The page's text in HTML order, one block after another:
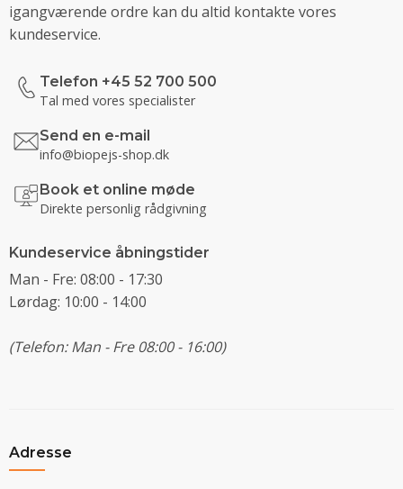
igangværende ordre kan du altid kontakte vores
kundeservice.
Telefon +45 52 700 500
Tal med vores specialister
Send en e-mail
info@biopejs-shop.dk
Book et online møde
Direkte personlig rådgivning
Kundeservice åbningstider
Man - Fre: 08:00 - 17:30
Lørdag: 10:00 - 14:00
(Telefon: Man - Fre 08:00 - 16:00)
Adresse